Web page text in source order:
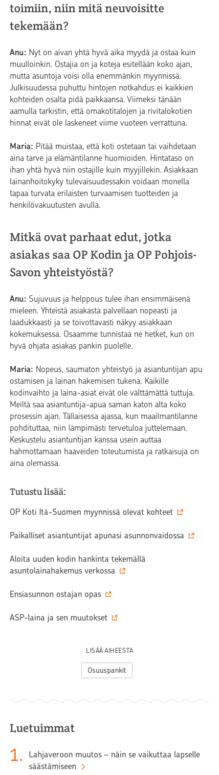
toimiin, niin mitä neuvoisitte
tekemään?
Anu: Nyt on aivan yhtä hyvä aika myydä ja ostaa kuin
muulloinkin. Ostajia on ja koteja esitellään koko ajan,
mutta asuntoja voisi olla enemmänkin myynnissä.
Julkisuudessa puhuttu hintojen notkahdus ei kaikkien
kohteiden osalta pidä paikkaansa. Viimeksi tänään
aamulla tarkistin, että omakotitalojen ja rivitalokotien
hinnat eivät ole laskeneet viime vuoteen verrattuna.
Maria: Pitää muistaa, että koti ostetaan tai vaihdetaan
aina tarve ja elämäntilanne huomioiden. Hintataso on
ihan yhtä hyvä niin ostajille kuin myyjillekin. Asiakkaan
lainanhoitokyky tulevaisuudessakin voidaan monella
tapaa turvata erilaisten turvaamisen tuotteiden ja
henkilövakuutusten avulla.
Mitkä ovat parhaat edut, jotka
asiakas saa OP Kodin ja OP Pohjois-
Savon yhteistyöstä?
Anu: Sujuvuus ja helppous tulee ihan ensimmäisenä
mieleen. Yhteistä asiakasta palvellaan nopeasti ja
laadukkaasti ja se toivottavasti näkyy asiakkaan
kokemuksessa. Osaamme tunnistaa ne hetket, kun on
hyvä ohjata asiakas pankin puolelle.
Maria: Nopeus, saumaton yhteistyö ja asiantuntijan apu
ostamisen ja lainan hakemisen tukena. Kaikille
kodinvaihto ja laina-asiat eivät ole välttämättä tuttuja.
Meiltä saa asiantuntija-apua saman katon alta koko
prosessin ajan. Tällaisessa ajassa, kun maailmantilanne
pohdituttaa, niin lämpimästi tervetuloa juttelemaan.
Keskustelu asiantuntijan kanssa usein auttaa
hahmottamaan haaveiden toteutumista ja ratkaisuja on
aina olemassa.
Tutustu lisää:
OP Koti Itä-Suomen myynnissä olevat kohteet
Paikalliset asiantuntijat apunasi asunnonvaidossa
Aloita uuden kodin hankinta tekemällä
asuntolainahakemus verkossa
Ensiasunnon ostajan opas
ASP-laina ja sen muutokset
LISÄÄ AIHEESTA
Osuuspankit
Luetuimmat
1.
Lahjaveroon muutos – näin se vaikuttaa lapselle
säästämiseen